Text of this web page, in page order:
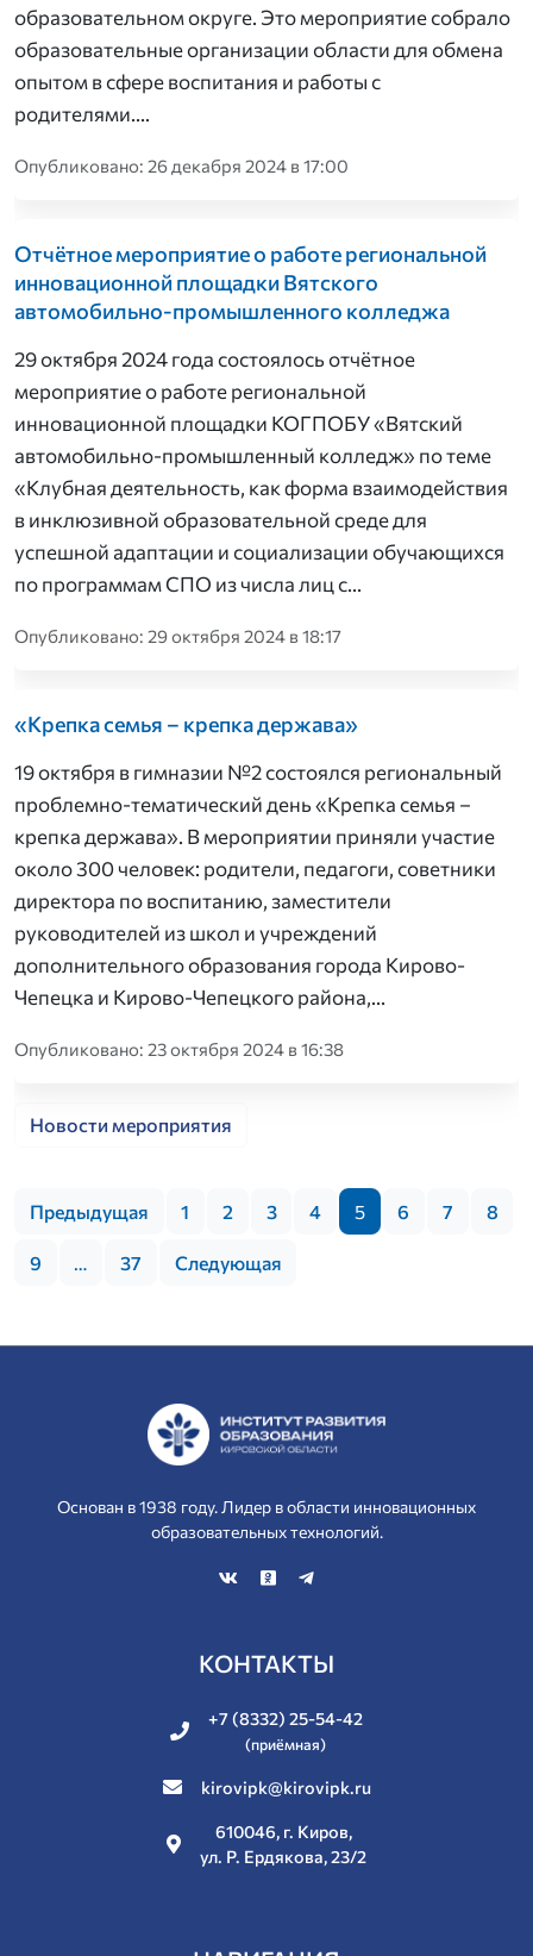
образовательном округе. Это мероприятие собрало
образовательные организации области для обмена
опытом в сфере воспитания и работы с
родителями….
Опубликовано: 26 декабря 2024 в 17:00
Отчётное мероприятие о работе региональной
инновационной площадки Вятского
автомобильно-промышленного колледжа
29 октября 2024 года состоялось отчётное
мероприятие о работе региональной
инновационной площадки КОГПОБУ «Вятский
автомобильно-промышленный колледж» по теме
«Клубная деятельность, как форма взаимодействия
в инклюзивной образовательной среде для
успешной адаптации и социализации обучающихся
по программам СПО из числа лиц с…
Опубликовано: 29 октября 2024 в 18:17
«Крепка семья – крепка держава»
19 октября в гимназии №2 состоялся региональный
проблемно-тематический день «Крепка семья –
крепка держава». В мероприятии приняли участие
около 300 человек: родители, педагоги, советники
директора по воспитанию, заместители
руководителей из школ и учреждений
дополнительного образования города Кирово-
Чепецка и Кирово-Чепецкого района,…
Опубликовано: 23 октября 2024 в 16:38
Новости мероприятия
Предыдущая 1 2 3 4 5 6 7 8
9 37 Следующая
Основан в 1938 году. Лидер в области инновационных
образовательных технологий.
КОНТАКТЫ
+7 (8332) 25-54-42
(приёмная)
kirovipk@kirovipk.ru
610046, г. Киров,
ул. Р. Ердякова, 23/2